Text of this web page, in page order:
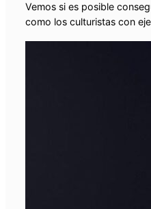
Vemos si es posible
como los culturistas con